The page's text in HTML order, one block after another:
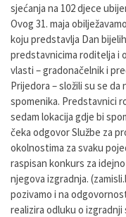
sjećanja na 102 djece
Ovog 31. maja
koju predstavlja Dan
predstavnicima roditelja i
vlasti – gradonačelnik i
Prijedora – složili su se
spomenika. Predstavnici
sedam lokacija gdje bi
čeka odgovor Službe za
okolnostima za svaku
raspisan konkurs za
njegova izgradnja.
pozivamo i na
realizira odluku o